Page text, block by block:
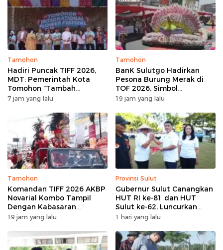
Tamohon
Hadiri Puncak TIFF 2026,
MDT: Pemerintah Kota
Tomohon “Tambah
Mantap”, Usai Parade
kepada Masyarakat
7 jam yang lalu
Tamohon
BanK Sulutgo Hadirkan
Pesona Burung Merak di
TOF 2026, Simbol
Keagungan Dan
19 jam yang lalu
Tamohon
Komandan TIFF 2026 AKBP
Novarial Kombo Tampil
Dengan Kabasaran
Minahasa, Padukan Tugas
19 jam yang lalu
Provinsi Sulut
Gubernur Sulut Canangkan
HUT RI ke-81 dan HUT
Sulut ke-62, Luncurkan
Program Keringanan Pajak
Kelapa
1 hari yang lalu